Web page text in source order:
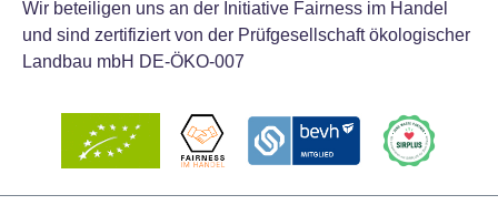
Wir beteiligen uns an der Initiative Fairness im Handel
und sind zertifiziert von der Prüfgesellschaft ökologischer
Landbau mbH DE-ÖKO-007